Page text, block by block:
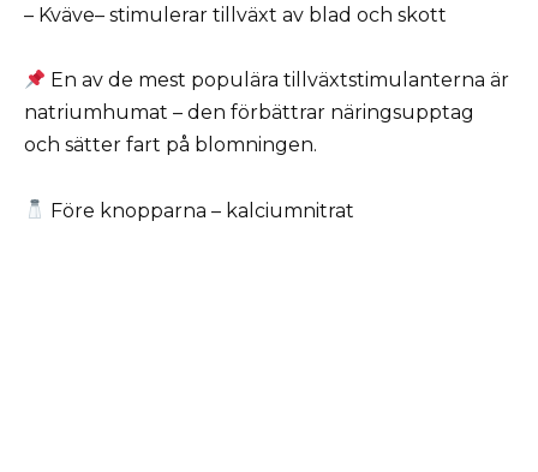
– Kväve– stimulerar tillväxt av blad och skott
En av de mest populära tillväxtstimulanterna är
natriumhumat – den förbättrar näringsupptag
och sätter fart på blomningen.
Före knopparna – kalciumnitrat